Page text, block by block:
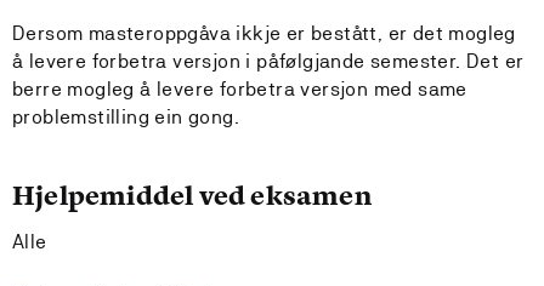
Dersom masteroppgåva ikkje er bestått, er det mogleg
å levere forbetra versjon i påfølgjande semester. Det er
berre mogleg å levere forbetra versjon med same
problemstilling ein gong.
Hjelpemiddel ved eksamen
Alle